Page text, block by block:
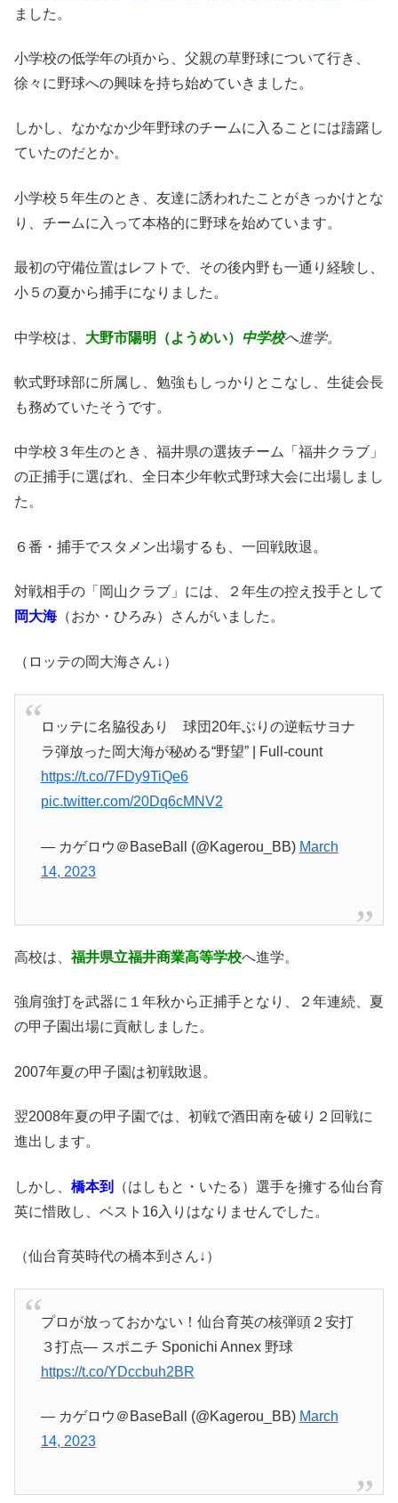
ました。
小学校の低学年の頃から、父親の草野球について行き、
徐々に野球への興味を持ち始めていきました。
しかし、なかなか少年野球のチームに入ることには躊躇し
ていたのだとか。
小学校５年生のとき、友達に誘われたことがきっかけとな
り、チームに入って本格的に野球を始めています。
最初の守備位置はレフトで、その後内野も一通り経験し、
小５の夏から捕手になりました。
中学校は、 大野市陽明（ようめい） 中学校へ進学。
軟式野球部に所属し、勉強もしっかりとこなし、生徒会長
も務めていたそうです。
中学校３年生のとき、福井県の選抜チーム「福井クラブ」
の正捕手に選ばれ、全日本少年軟式野球大会に出場しまし
た。
６番・捕手でスタメン出場するも、一回戦敗退。
対戦相手の「岡山クラブ」には、２年生の控え投手として
岡大海（おか・ひろみ）さんがいました。
（ロッテの岡大海さん↓）
ロッテに名脇役あり 球団20年ぶりの逆転サヨナ
ラ弾放った岡大海が秘める“野望” | Full-count
https://t.co/7FDy9TiQe6
pic.twitter.com/20Dq6cMNV2
— カゲロウ＠BaseBall (@Kagerou_BB) March
14, 2023
高校は、福井県立福井商業高等学校へ進学。
強肩強打を武器に１年秋から正捕手となり、２年連続、夏
の甲子園出場に貢献しました。
2007年夏の甲子園は初戦敗退。
翌2008年夏の甲子園では、初戦で酒田南を破り２回戦に
進出します。
しかし、 橋本到
（はしもと・いたる）選手を擁する仙台育
英に惜敗し、ベスト16入りはなりませんでした。
（仙台育英時代の橋本到さん↓）
プロが放っておかない！仙台育英の核弾頭２安打
３打点― スポニチ Sponichi Annex 野球
https://t.co/YDccbuh2BR
— カゲロウ＠BaseBall (@Kagerou_BB) March
14, 2023